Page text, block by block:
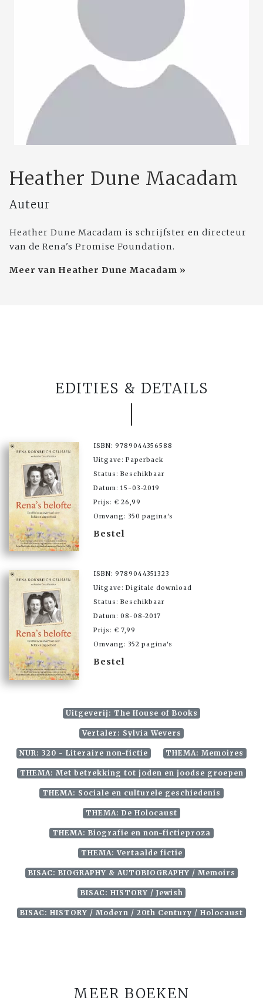
Heather Dune Macadam
Auteur
Heather Dune Macadam is schrijfster en directeur
van de Rena's Promise Foundation.
Meer van Heather Dune Macadam »
EDITIES & DETAILS
ISBN: 9789044356588
Uitgave: Paperback
Status: Beschikbaar
Datum: 15-03-2019
Prijs: € 26,99
Omvang: 350 pagina's
Bestel
ISBN: 9789044351323
Uitgave: Digitale download
Status: Beschikbaar
Datum: 08-08-2017
Prijs: € 7,99
Omvang: 352 pagina's
Bestel
Uitgeverij: The House of Books
Vertaler: Sylvia Wevers
NUR: 320 - Literaire non-fictie THEMA: Memoires
THEMA: Met betrekking tot joden en joodse groepen
THEMA: Sociale en culturele geschiedenis
THEMA: De Holocaust
THEMA: Biografie en non-fictieproza
THEMA: Vertaalde fictie
BISAC: BIOGRAPHY & AUTOBIOGRAPHY / Memoirs
BISAC: HISTORY / Jewish
BISAC: HISTORY / Modern / 20th Century / Holocaust
MEER BOEKEN